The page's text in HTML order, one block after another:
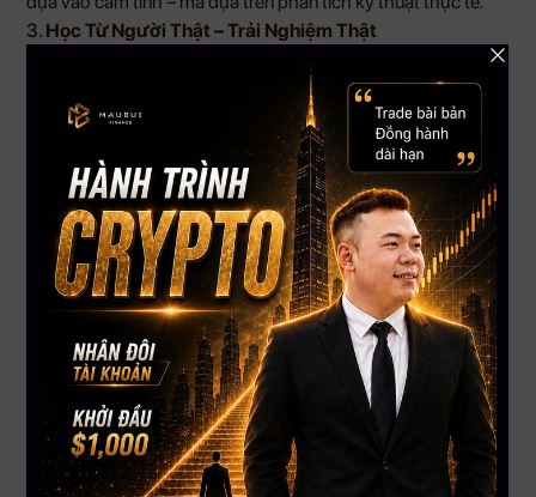
3. Học Từ Người Thật – Trải Nghiệm Thật
suông – đó là tổng hợp kinh nghiệm từ chính đội ngũ Mau Bui
Finance đã chinh chiến qua nhiều chu kỳ thị trường.
Ai Nên Tham Gia Chương Trình Ưu Đãi Này?
Nhà đầu tư cá nhân mong muốnnâng cấp kỹ năng giao
dịch
Người mới muốn bắt đầu vớihệ thống hỗ trợ toàn diện
Trader đang thiếu công cụ phân tích chất lượng, cần
Indicator uy tín
Những ai đã sẵn sàng cam kết 12 tháng để bứt phá trên thị
trường tài chính
Cơ Hội Không Đến Lần Thứ Hai Trong Năm!
Bạn đang phân vân? Hãy nhớ: